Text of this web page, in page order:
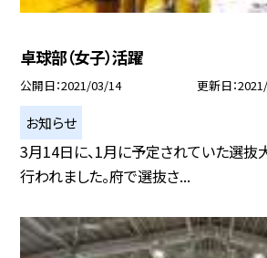
卓球部（女子）活躍
公開日 2021/03/14 更新日
お知らせ
3月14日に、1月に予定されていた選
行われました。府で選抜さ...